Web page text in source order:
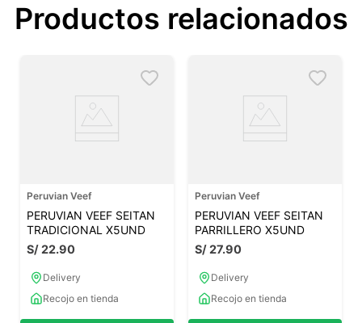
Productos relacionados
Peruvian Veef
PERUVIAN VEEF SEITAN
TRADICIONAL X5UND
S/22.90
Delivery
Recojo en tienda
Peruvian Veef
PERUVIAN VEEF SEITAN
PARRILLERO X5UND
S/27.90
Delivery
Recojo en tienda